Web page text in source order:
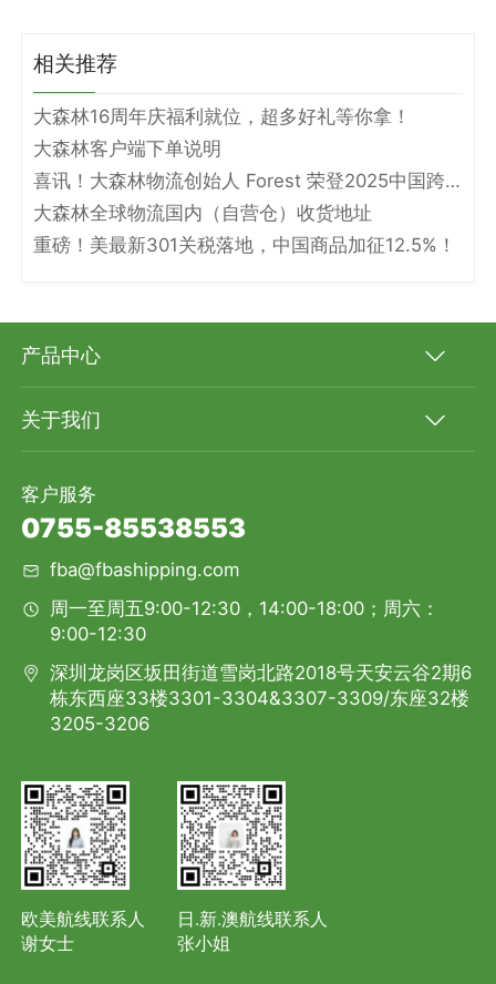
相关推荐
大森林16周年庆福利就位，超多好礼等你拿！
大森林客户端下单说明
喜讯！大森林物流创始人 Forest 荣登2025中国跨境电商物流名人堂！
大森林全球物流国内（自营仓）收货地址
重磅！美最新301关税落地，中国商品加征12.5%！
产品中心
关于我们
客户服务
0755-85538553
fba@fbashipping.com
周一至周五9:00-12:30，14:00-18:00；周六：
9:00-12:30
深圳龙岗区坂田街道雪岗北路2018号天安云谷2期6
栋东西座33楼3301-3304&3307-3309/东座32楼
3205-3206
欧美航线联系人
谢女士
日.新.澳航线联系人
张小姐